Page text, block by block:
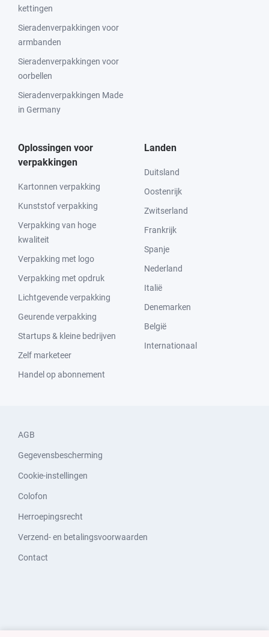
kettingen
Sieradenverpakkingen voor
armbanden
Sieradenverpakkingen voor
oorbellen
Sieradenverpakkingen Made
in Germany
Oplossingen voor
verpakkingen
Kartonnen verpakking
Kunststof verpakking
Verpakking van hoge
kwaliteit
Verpakking met logo
Verpakking met opdruk
Lichtgevende verpakking
Geurende verpakking
Startups & kleine bedrijven
Zelf marketeer
Handel op abonnement
Landen
Duitsland
Oostenrijk
Zwitserland
Frankrijk
Spanje
Nederland
Italië
Denemarken
België
Internationaal
AGB
Gegevensbescherming
Cookie-instellingen
Colofon
Herroepingsrecht
Verzend- en betalingsvoorwaarden
Contact